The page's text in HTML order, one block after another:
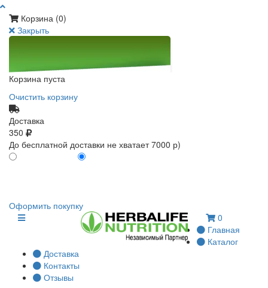
Корзина (0)
Закрыть
Корзина пуста
Очистить корзину
Доставка
350
До бесплатной доставки не хватает 7000 р)
Оформить покупку
0
Главная
Каталог
Доставка
Контакты
Отзывы